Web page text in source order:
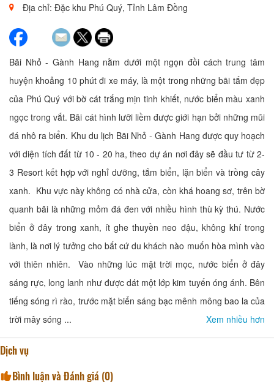
Địa chỉ: Đặc khu Phú Quý, Tỉnh Lâm Đồng
Bãi Nhỏ - Gành Hang nằm dưới một ngọn đồi cách trung tâm
huyện khoảng 10 phút đi xe máy, là một trong những bãi tắm đẹp
của Phú Quý với bờ cát trắng mịn tinh khiết, nước biển màu xanh
ngọc trong vắt. Bãi cát hình lưỡi liềm được giới hạn bởi những mũi
đá nhô ra biển. Khu du lịch Bãi Nhỏ - Gành Hang được quy hoạch
với diện tích đất từ 10 - 20 ha, theo dự án nơi đây sẽ đầu tư từ 2-
3 Resort kết hợp với nghỉ dưỡng, tắm biển, lặn biển và trồng cây
xanh. Khu vực này không có nhà cửa, còn khá hoang sơ, trên bờ
quanh bãi là những mỏm đá đen với nhiều hình thù kỳ thú. Nước
biển ở đây trong xanh, ít ghe thuyền neo đậu, không khí trong
lành, là nơi lý tưởng cho bất cứ du khách nào muốn hòa mình vào
với thiên nhiên. Vào những lúc mặt trời mọc, nước biển ở đây
sáng rực, long lanh như được dát một lớp kim tuyến óng ánh. Bên
tiếng sóng rì rào, trước mặt biển sáng bạc mênh mông bao la của
trời mây sóng ...
Xem nhiều hơn
Dịch vụ
Bình luận và Đánh giá (0)